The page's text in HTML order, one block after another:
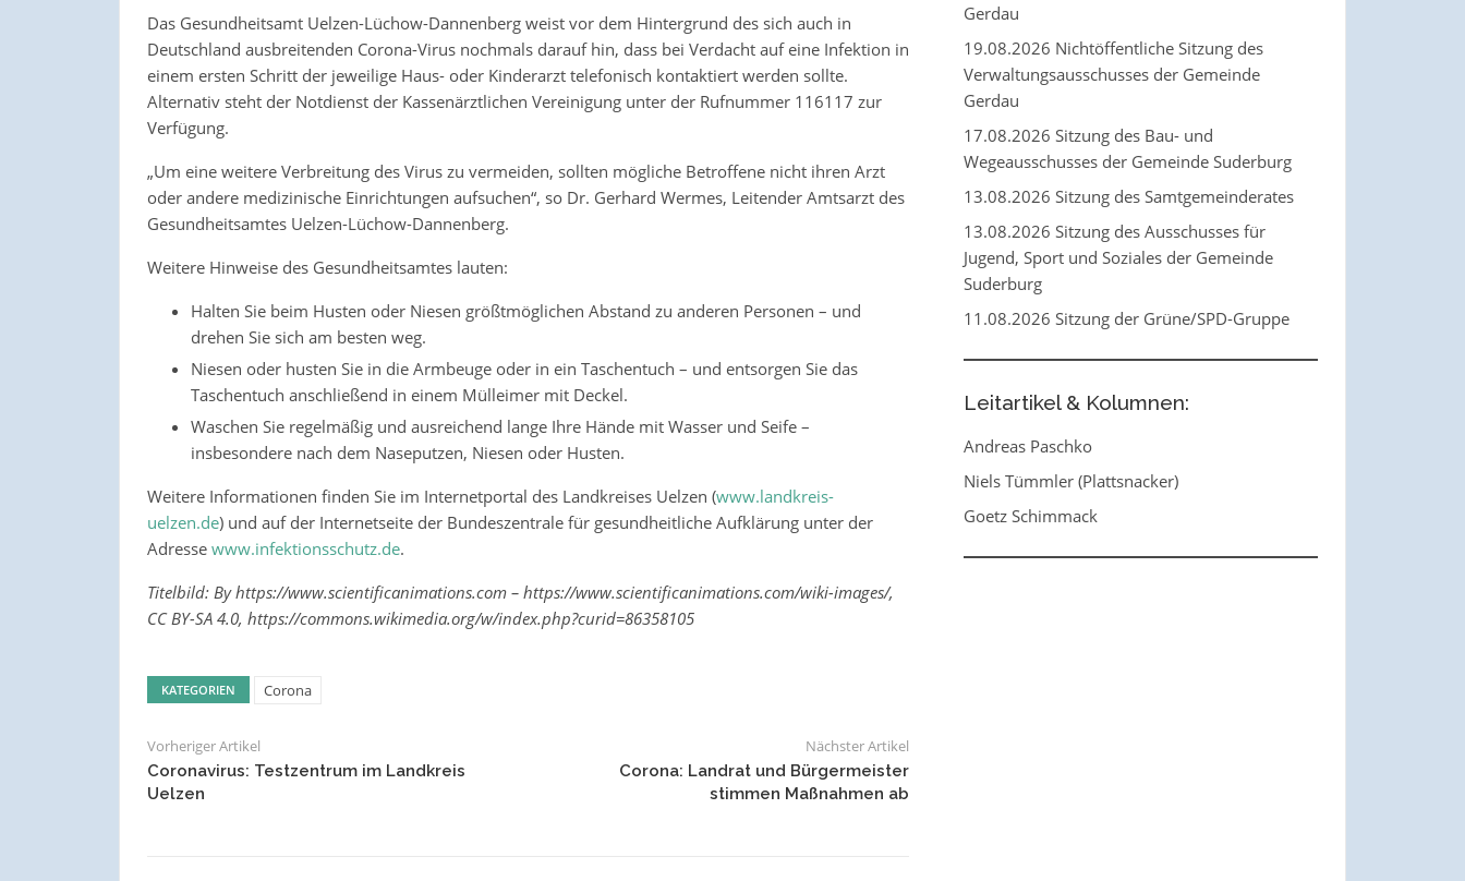
Das Gesundheitsamt Uelzen-Lüchow-Dannenberg weist vor dem Hintergrund des sich auch in
Deutschland ausbreitenden Corona-Virus nochmals darauf hin, dass bei Verdacht auf eine Infektion in
einem ersten Schritt der jeweilige Haus- oder Kinderarzt telefonisch kontaktiert werden sollte.
Alternativ steht der Notdienst der Kassenärztlichen Vereinigung unter der Rufnummer 116117 zur
Verfügung.
„Um eine weitere Verbreitung des Virus zu vermeiden, sollten mögliche Betroffene nicht ihren Arzt
oder andere medizinische Einrichtungen aufsuchen“, so Dr. Gerhard Wermes, Leitender Amtsarzt des
Gesundheitsamtes Uelzen-Lüchow-Dannenberg.
Weitere Hinweise des Gesundheitsamtes lauten:
Halten Sie beim Husten oder Niesen größtmöglichen Abstand zu anderen Personen – und
drehen Sie sich am besten weg.
Niesen oder husten Sie in die Armbeuge oder in ein Taschentuch – und entsorgen Sie das
Taschentuch anschließend in einem Mülleimer mit Deckel.
Waschen Sie regelmäßig und ausreichend lange Ihre Hände mit Wasser und Seife –
insbesondere nach dem Naseputzen, Niesen oder Husten.
Weitere Informationen finden Sie im Internetportal des Landkreises Uelzen (www.landkreis-
uelzen.de) und auf der Internetseite der Bundeszentrale für gesundheitliche Aufklärung unter der
Adresse www.infektionsschutz.de.
Titelbild: By https://www.scientificanimations.com – https://www.scientificanimations.com/wiki-images/,
CC BY-SA 4.0, https://commons.wikimedia.org/w/index.php?curid=86358105
KATEGORIEN Corona
Vorheriger Artikel
Coronavirus: Testzentrum im Landkreis
Uelzen
Nächster Artikel
Corona: Landrat und Bürgermeister
stimmen Maßnahmen ab
Gerdau
19.08.2026 Nichtöffentliche Sitzung des
Verwaltungsausschusses der Gemeinde
Gerdau
17.08.2026 Sitzung des Bau- und
Wegeausschusses der Gemeinde Suderburg
13.08.2026 Sitzung des Samtgemeinderates
13.08.2026 Sitzung des Ausschusses für
Jugend, Sport und Soziales der Gemeinde
Suderburg
11.08.2026 Sitzung der Grüne/SPD-Gruppe
Leitartikel & Kolumnen:
Andreas Paschko
Niels Tümmler (Plattsnacker)
Goetz Schimmack